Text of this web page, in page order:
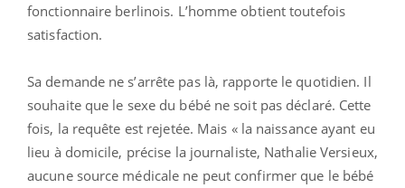
fonctionnaire berlinois. L’homme obtient toutefois
satisfaction.
Sa demande ne s’arrête pas là, rapporte le quotidien. Il
souhaite que le sexe du bébé ne soit pas déclaré. Cette
fois, la requête est rejetée. Mais « la naissance ayant eu
lieu à domicile, précise la journaliste, Nathalie Versieux,
aucune source médicale ne peut confirmer que le bébé